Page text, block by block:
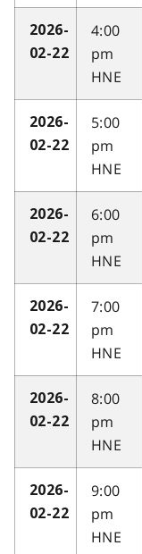
2026-
02-22
4:00
pm
HNE
2026-
02-22
5:00
pm
HNE
2026-
02-22
6:00
pm
HNE
2026-
02-22
7:00
pm
HNE
2026-
02-22
8:00
pm
HNE
2026-
02-22
9:00
pm
HNE